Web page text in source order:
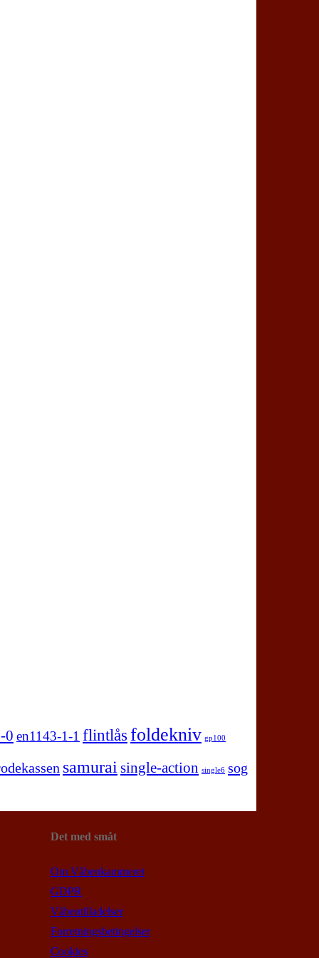
0 en1143-1-1 flintlåsfoldekniv gp100
samuraisingle-action single6 sog
Det med småt
Om Våbenkammeret
GDPR
Våbentilladelser
Forretningsbetingelser
Cookies